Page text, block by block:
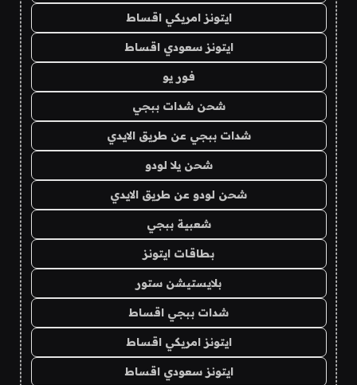
ايتونز امريكي اقساط
ايتونز سعودي اقساط
فور يو
شحن شدات ببجي
شدات ببجي عن طريق الايدي
شحن يلا لودو
شحن لودو عن طريق الايدي
شعبية ببجي
بطاقات ايتونز
بلايستيشن ستور
شدات ببجي اقساط
ايتونز امريكي اقساط
ايتونز سعودي اقساط